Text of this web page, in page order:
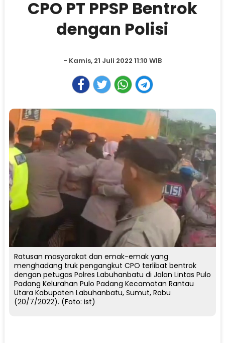
CPO PT PPSP Bentrok
dengan Polisi
- Kamis, 21 Juli 2022 11:10 WIB
Ratusan masyarakat dan emak-emak yang
menghadang truk pengangkut CPO terlibat bentrok
dengan petugas Polres Labuhanbatu di Jalan Lintas Pulo
Padang Kelurahan Pulo Padang Kecamatan Rantau
Utara Kabupaten Labuhanbatu, Sumut, Rabu
(20/7/2022). (Foto: ist)